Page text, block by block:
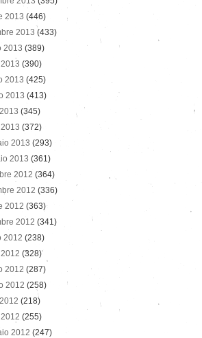
2013 (446)
2013 (433)
2013 (389)
(390)
2013 (425)
2013 (413)
(345)
(372)
2013 (293)
2013 (361)
2012 (364)
2012 (336)
2012 (363)
2012 (341)
2012 (238)
(328)
2012 (287)
2012 (258)
(218)
(255)
2012 (247)